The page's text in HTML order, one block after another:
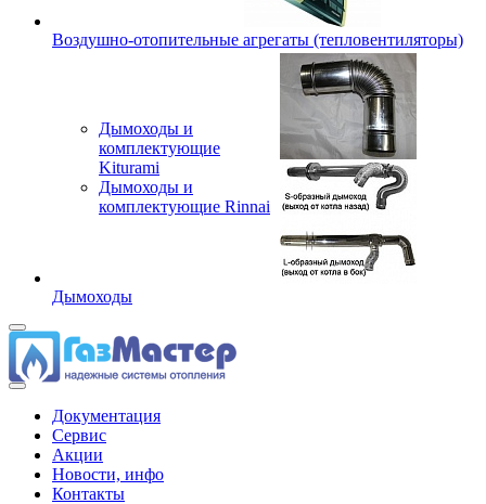
Воздушно-отопительные агрегаты (тепловентиляторы)
Дымоходы и
комплектующие
Kiturami
Дымоходы и
комплектующие Rinnai
Дымоходы
Документация
Сервис
Акции
Новости, инфо
Контакты